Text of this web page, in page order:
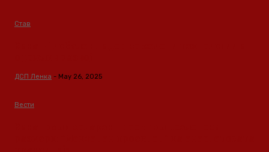
Став
ДСП Ленка - May 26, 2025
Вести